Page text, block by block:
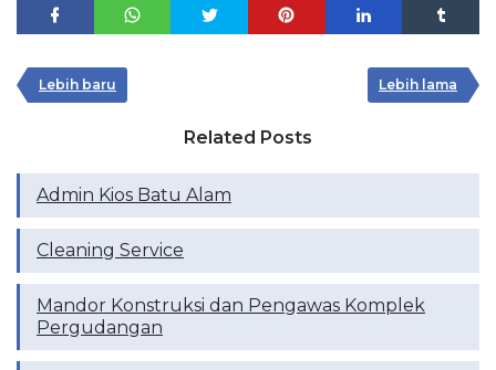
Lebih baru Lebih lama
Related Posts
Admin Kios Batu Alam
Cleaning Service
Mandor Konstruksi dan Pengawas Komplek
Pergudangan